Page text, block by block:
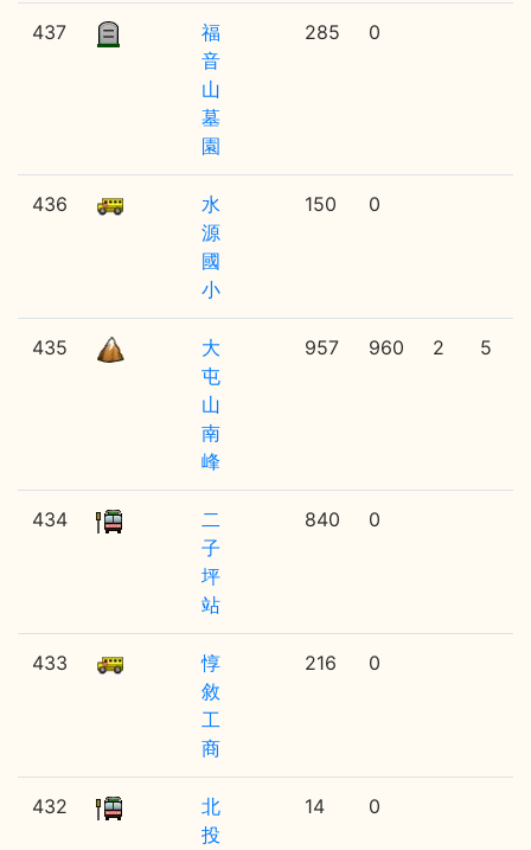
437
福
音
山
墓
園
285 0
436
水
源
國
小
150 0
435
大
屯
山
南
峰
957 960 2 5
434
二
子
坪
站
840 0
433
惇
敘
工
商
216 0
432
北
投
14 0